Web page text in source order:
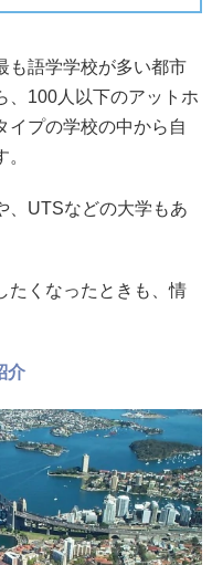
も語学学校が多い都市
、100人以下のアットホ
イプの学校の中から自
、UTSなどの大学もあ
たくなったときも、情
介